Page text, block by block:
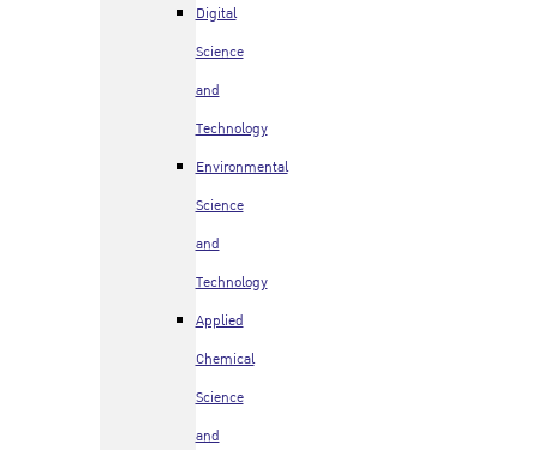
Digital
Science
and
Technology
Environmental
Science
and
Technology
Applied
Chemical
Science
and